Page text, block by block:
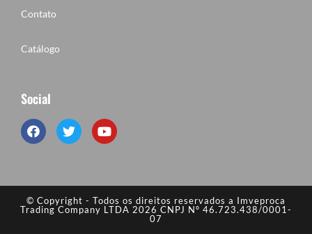
Contato
Catálogo
Social
© Copyright - Todos os direitos reservados a Imveproca
Trading Company LTDA 2026 CNPJ Nº 46.723.438/0001-
07